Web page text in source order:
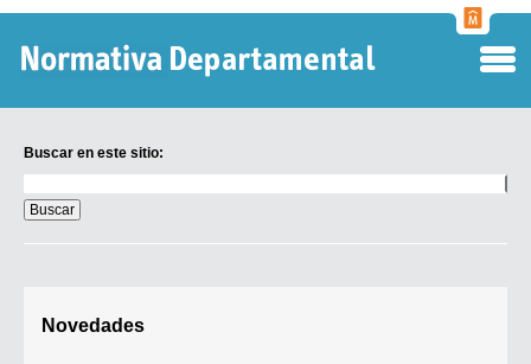
Buscar en este sitio:
en
este
sitio:
Novedades